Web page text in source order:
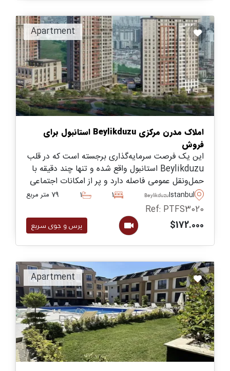
Apartment
املاک مدرن مرکزی Beylikduzu استانبول برای
فروش
این یک فرصت سرمایه‌گذاری برجسته است که در قلب
Beylikduzu استانبول واقع شده و تنها چند دقیقه با
حمل‌ونقل عمومی فاصله دارد و پر از امکانات اجتماعی
و رفاهی برای لذت بردن ساکنان است &ndash; این
طرحی است که نباید از دست داد.
Istanbul
Beylikduzu
1
1 79 متر مربع
Ref: PTFS3020
$172.000 پرس و جوی سریع
Apartment